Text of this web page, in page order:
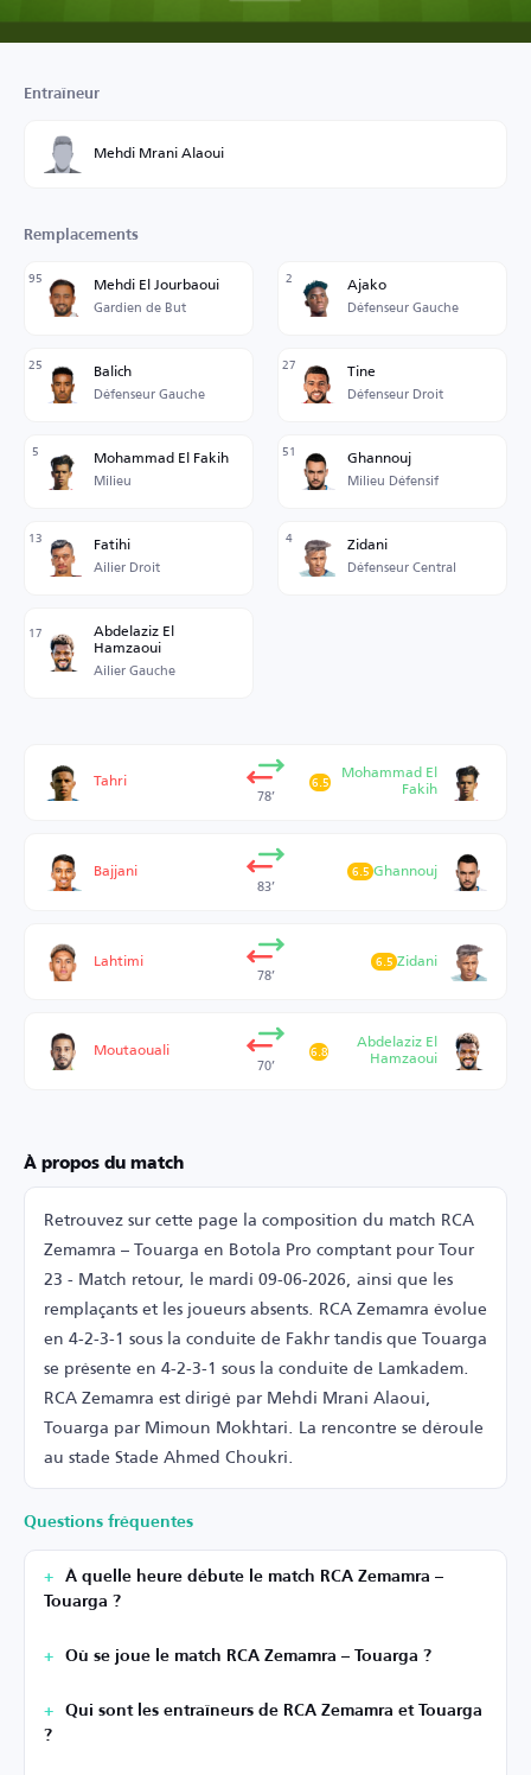
Entraîneur
Mehdi Mrani Alaoui
Remplacements
95 Mehdi El Jourbaoui
Gardien de But
2 Ajako
Défenseur Gauche
25 Balich
Défenseur Gauche
27 Tine
Défenseur Droit
5 Mohammad El Fakih
Milieu
51 Ghannouj
Milieu Défensif
13 Fatihi
Ailier Droit
4 Zidani
Défenseur Central
17 Abdelaziz El
Hamzaoui
Ailier Gauche
Tahri
78’
Mohammad El
Fakih
6.5
Bajjani
83’
Ghannouj
6.5
Lahtimi
78’
Zidani
6.5
Moutaouali
70’
Abdelaziz El
Hamzaoui
6.8
À propos du match
Retrouvez sur cette page la composition du match RCA
Zemamra – Touarga en Botola Pro comptant pour Tour
23 - Match retour, le mardi 09-06-2026, ainsi que les
remplaçants et les joueurs absents. RCA Zemamra évolue
en 4-2-3-1 sous la conduite de Fakhr tandis que Touarga
se présente en 4-2-3-1 sous la conduite de Lamkadem.
RCA Zemamra est dirigé par Mehdi Mrani Alaoui,
Touarga par Mimoun Mokhtari. La rencontre se déroule
au stade Stade Ahmed Choukri.
Questions fréquentes
À quelle heure débute le match RCA Zemamra –
Touarga ?
Où se joue le match RCA Zemamra – Touarga ?
Qui sont les entraîneurs de RCA Zemamra et Touarga
?